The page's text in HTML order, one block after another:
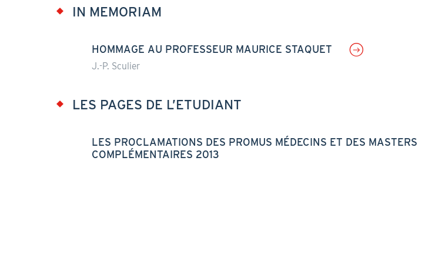
IN MEMORIAM
HOMMAGE AU PROFESSEUR MAURICE STAQUET
J.-P. Sculier
LES PAGES DE L’ETUDIANT
LES PROCLAMATIONS DES PROMUS MÉDECINS ET DES MASTERS
COMPLÉMENTAIRES 2013